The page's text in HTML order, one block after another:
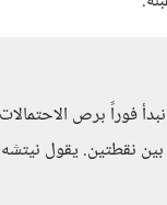
فوراً برص
نقطتين. يقول